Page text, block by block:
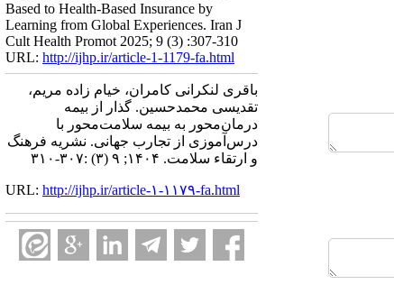
Based to Health-Based Insurance by
Learning from Global Experiences. Iran J
Cult Health Promot 2025; 9 (3) :307-310
URL: http://ijhp.ir/article-1-1179-fa.html
باقری لنکرانی کامران، خیام زاده مریم،
تقدیسی محمدحسین. گذار از بیمه
درمان‌محور به بیمه سلامت‌محور با
درس‌آموزی از تجارب جهانی. نشريه فرهنگ
و ارتقاء سلامت. ۱۴۰۴; ۹ (۳) :۳۰۷-۳۱۰
URL: http://ijhp.ir/article-۱-۱۱۷۹-fa.html